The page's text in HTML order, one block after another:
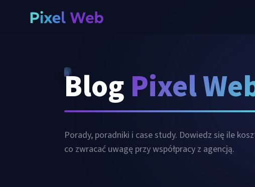
Blog Pixel
Porady, poradniki i case study. Dowiedz się ile
co zwracać uwagę przy współpracy z agencją.